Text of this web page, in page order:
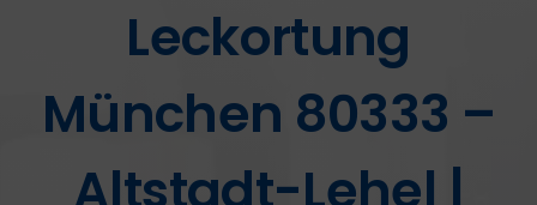
Leckortung
München 80333 –